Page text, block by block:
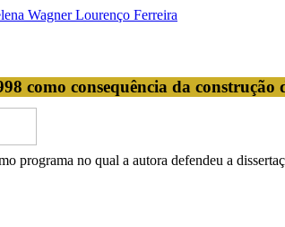
Wagner Lourenço Ferreira
como consequência da
programa no qual a autora defendeu a